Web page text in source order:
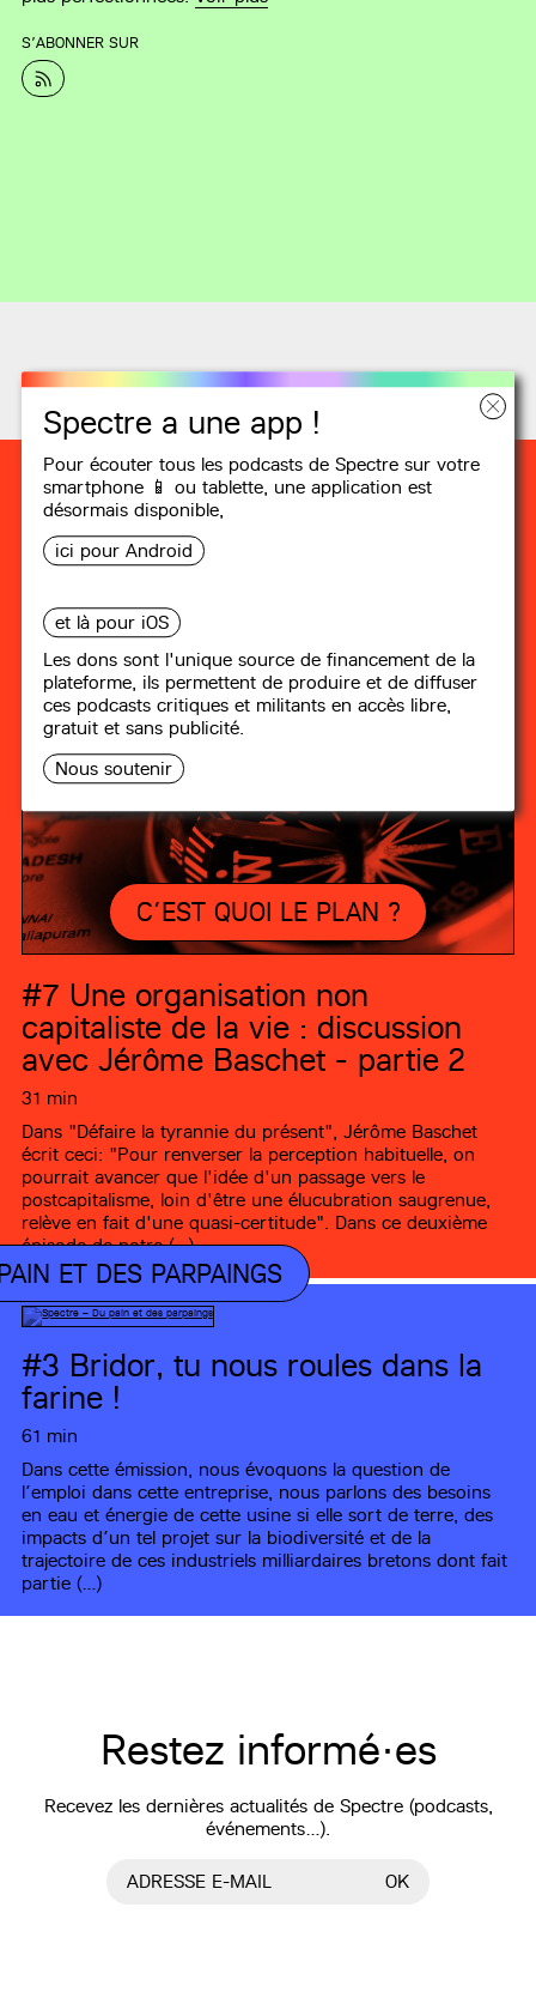
Spectre a une app !
Pour écouter tous les podcasts de Spectre sur votre
smartphone 📱 ou tablette, uneapplication est
désormais disponible,
ici pour Android
et là pour iOS
Les dons sont l'unique source de financement de la
plateforme, ils permettent de produire et de diffuser
ces podcasts critiques et militants en accès libre,
gratuit et sans publicité.
Nous soutenir
S’ABONNER SUR
Recommandations
C’EST QUOI LE PLAN ?
#7 Une organisation non
capitaliste de la vie : discussion
avec Jérôme Baschet - partie 2
31 min
Dans "Défaire la tyrannie du présent", Jérôme Baschet
écrit ceci: "Pour renverser la perception habituelle, on
pourrait avancer que l'idée d'un passage vers le
postcapitalisme, loin d'être une élucubration saugrenue,
relève en fait d'une quasi-certitude". Dans ce deuxième
épisode de notre (…)
ET DES PARPAINGS
#3 Bridor, tu nous roules dans la
farine !
61 min
Dans cette émission, nous évoquons la question de
l’emploi dans cette entreprise, nous parlons des besoins
en eau et énergie de cette usine si elle sort de terre, des
impacts d’un tel projet sur la biodiversité et de la
trajectoire de ces industriels milliardaires bretons dont fait
partie (…)
Restez informé·es
Recevez les dernières actualités de Spectre (podcasts,
événements…).
ADRESSE E-MAIL OK